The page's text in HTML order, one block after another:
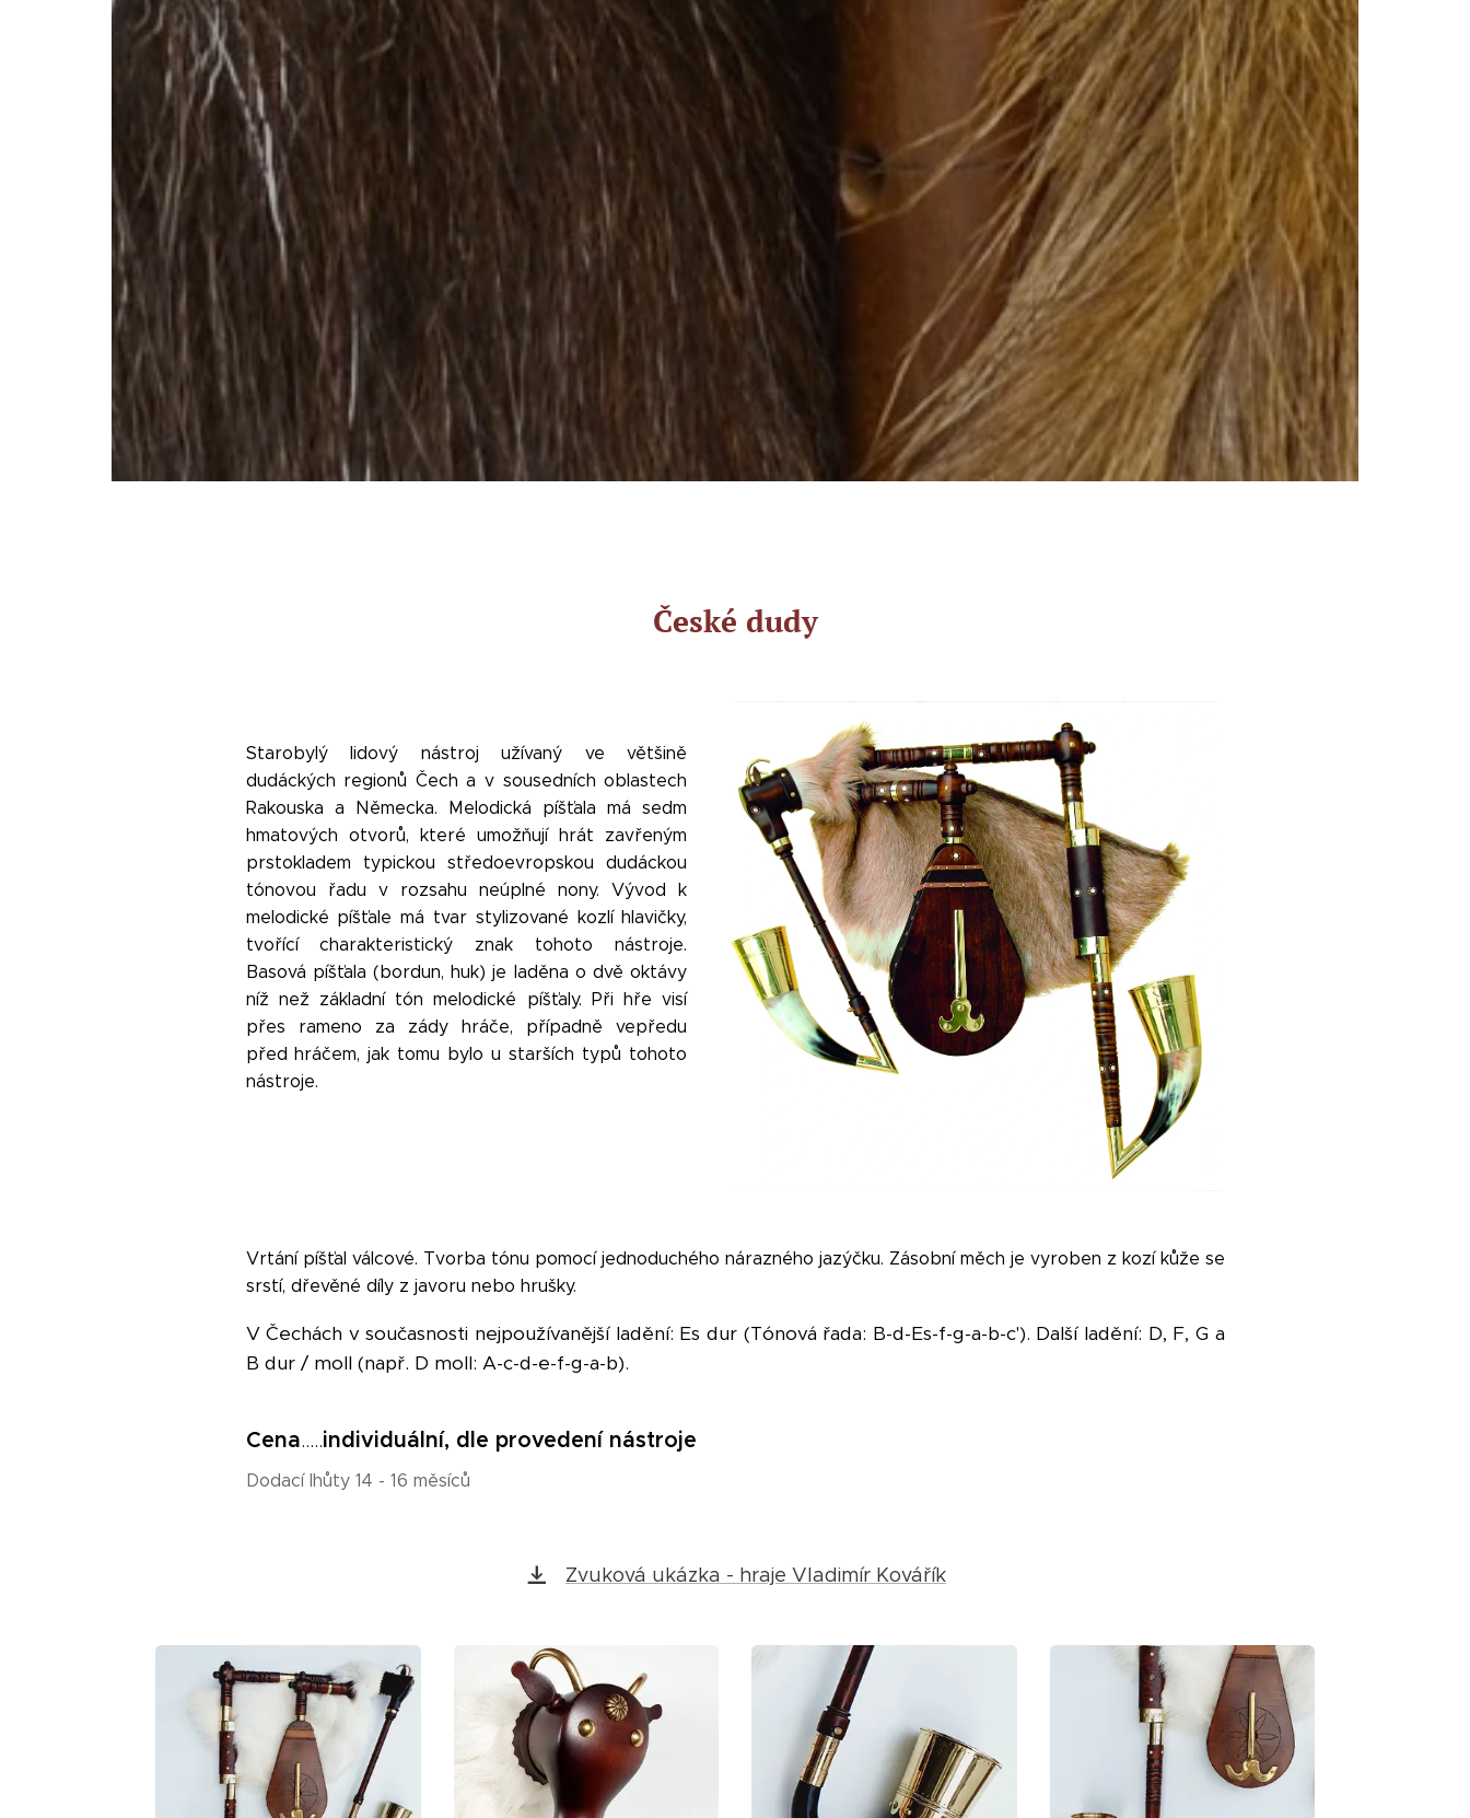
České dudy
Starobylý lidový nástroj užívaný ve většině
dudáckých regionů Čech a v sousedních oblastech
Rakouska a Německa. Melodická píšťala má sedm
hmatových otvorů, které umožňují hrát zavřeným
prstokladem typickou středoevropskou dudáckou
tónovou řadu v rozsahu neúplné nony. Vývod k
melodické píšťale má tvar stylizované kozlí hlavičky,
tvořící charakteristický znak tohoto nástroje.
Basová píšťala (bordun, huk) je laděna o dvě oktávy
níž než základní tón melodické píšťaly. Při hře visí
přes rameno za zády hráče, případně vepředu
před hráčem, jak tomu bylo u starších typů tohoto
nástroje.
Vrtání píšťal válcové. Tvorba tónu pomocí jednoduchého nárazného jazýčku. Zásobní měch je vyroben z kozí kůže se
srstí, dřevěné díly z javoru nebo hrušky.
V Čechách v současnosti nejpoužívanější ladění: Es dur (Tónová řada: B-d-Es-f-g-a-b-c'). Další ladění: D, F, G a
B dur / moll (např. D moll: A-c-d-e-f-g-a-b).
Cena.....individuální, dle provedení nástroje
Dodací lhůty 14 - 16 měsíců
Zvuková ukázka - hraje Vladimír Kovářík